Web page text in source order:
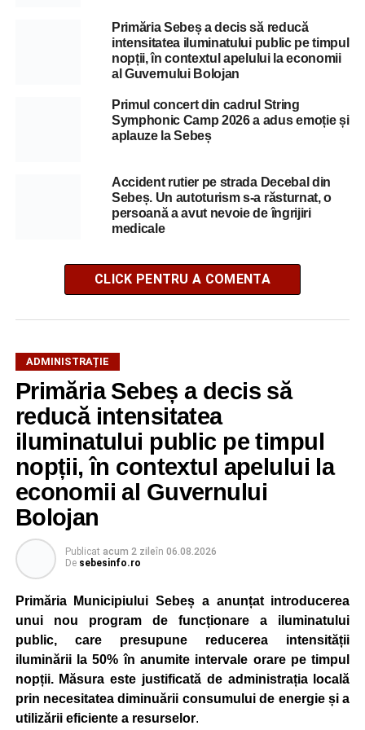
Primăria Sebeș a decis să reducă
intensitatea iluminatului public pe timpul
nopții, în contextul apelului la economii
al Guvernului Bolojan
Primul concert din cadrul String
Symphonic Camp 2026 a adus emoție și
aplauze la Sebeș
Accident rutier pe strada Decebal din
Sebeș. Un autoturism s-a răsturnat, o
persoană a avut nevoie de îngrijiri
medicale
CLICK PENTRU A COMENTA
ADMINISTRAȚIE
Primăria Sebeș a decis să
reducă intensitatea
iluminatului public pe timpul
nopții, în contextul apelului la
economii al Guvernului
Bolojan
Publicat acum 2 zileîn 06.08.2026
De sebesinfo.ro
Primăria Municipiului Sebeș a anunțat introducerea
unui nou program de funcționare a iluminatului
public, care presupune reducerea intensității
iluminării la 50% în anumite intervale orare pe timpul
nopții. Măsura este justificată de administrația locală
prin necesitatea diminuării consumului de energie și a
utilizării eficiente a resurselor.